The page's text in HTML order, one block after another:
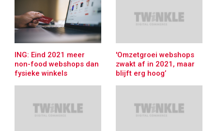
ING: Eind 2021 meer
non-food webshops dan
fysieke winkels
'Omzetgroei webshops
zwakt af in 2021, maar
blijft erg hoog’